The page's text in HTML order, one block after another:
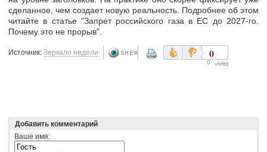
сделанное, чем создает новую реальность. Подробнее об этом
читайте в статье "Запрет российского газа в ЕС до 2027-го.
Почему это не прорыв".
Источник: Зеркало недели 0
0
Добавить комментарий
Ваше имя: